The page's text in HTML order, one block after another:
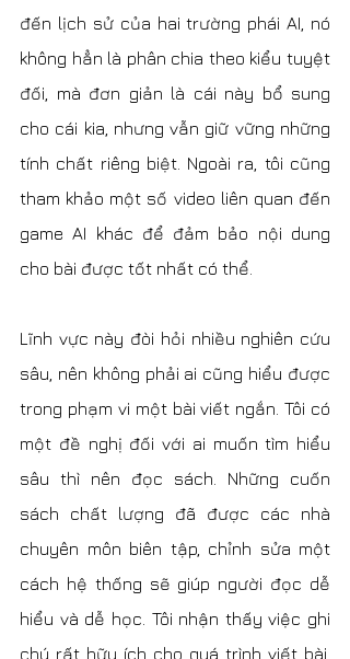
đến lịch sử của hai trường phái AI, nó
không hẳn là phân chia theo kiểu tuyệt
đối, mà đơn giản là cái này bổ sung
cho cái kia, nhưng vẫn giữ vững những
tính chất riêng biệt. Ngoài ra, tôi cũng
tham khảo một số video liên quan đến
game AI khác để đảm bảo nội dung
cho bài được tốt nhất có thể.
Lĩnh vực này đòi hỏi nhiều nghiên cứu
sâu, nên không phải ai cũng hiểu được
trong phạm vi một bài viết ngắn. Tôi có
một đề nghị đối với ai muốn tìm hiểu
sâu thì nên đọc sách. Những cuốn
sách chất lượng đã được các nhà
chuyên môn biên tập, chỉnh sửa một
cách hệ thống sẽ giúp người đọc dễ
hiểu và dễ học. Tôi nhận thấy việc ghi
chú rất hữu ích cho quá trình viết bài,